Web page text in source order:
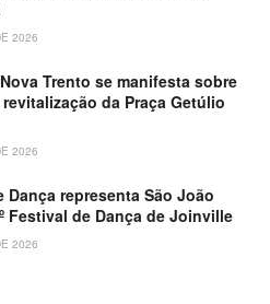
2026
Trento se manifesta sobre
da Praça Getúlio
2026
Dança representa São João
Festival de Dança de Joinville
2026